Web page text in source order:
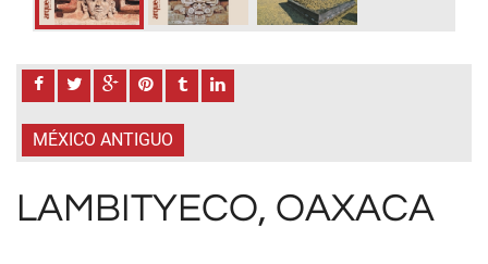
MÉXICO ANTIGUO
LAMBITYECO, OAXACA